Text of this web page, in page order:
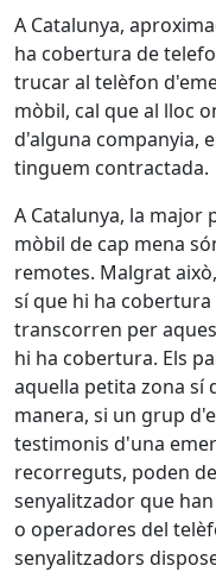
A Catalunya,
ha cobertura de
trucar al telèfon
mòbil, cal que al lloc
d'alguna companyia,
tinguem contractada.
A Catalunya, la major
mòbil de cap mena
remotes. Malgrat
sí que hi ha
transcorren per
hi ha cobertura. Els
aquella petita zona sí
manera, si un grup
testimonis d'una
recorreguts, poden
senyalitzador que
o operadores del
senyalitzadors